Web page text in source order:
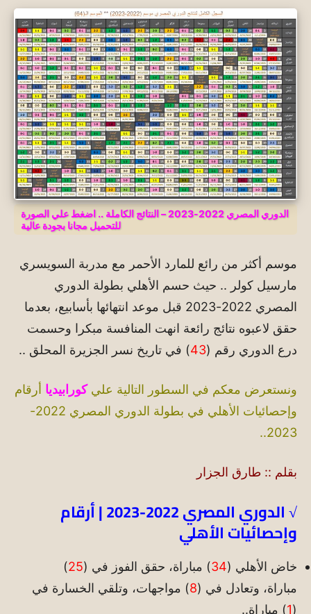
الدوري المصري 2022-2023 – النتائج الكاملة .. اضغط علي الصورة
للتحميل مجانا بجودة عالية
موسم أكثر من رائع للمارد الأحمر مع مدربة السويسري
مارسيل كولر .. حيث حسم الأهلي بطولة الدوري
المصري 2022-2023 قبل موعد انتهائها بأسابيع، بعدما
حقق لاعبوه نتائج رائعة انهت المنافسة مبكرا وحسمت
درع الدوري رقم (43) في تاريخ نسر الجزيرة المحلق ..
ونستعرض معكم في السطور التالية عليكورابيديا أرقام
وإحصائيات الأهلي في بطولة الدوري المصري 2022-
2023..
بقلم :: طارق الجزار
√ الدوري المصري 2022-2023 | أرقام
وإحصائيات الأهلي
خاض الأهلي (34) مباراة، حقق الفوز في (25
)
مباراة، وتعادل في (8) مواجهات، وتلقي الخسارة في
(
1) مباراة..